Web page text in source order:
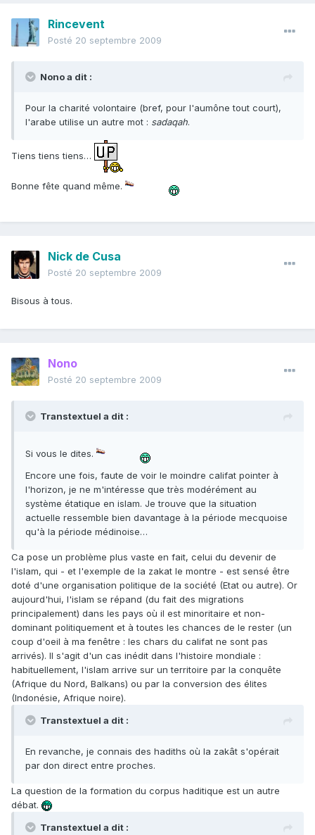
Rincevent
Posté 20 septembre 2009
Nono a dit :
Pour la charité volontaire (bref, pour l'aumône tout court),
l'arabe utilise un autre mot : sadaqah.
Tiens tiens tiens…
Bonne fête quand même.
Nick de Cusa
Posté 20 septembre 2009
Bisous à tous.
Nono
Posté 20 septembre 2009
Transtextuel a dit :
Si vous le dites.
Encore une fois, faute de voir le moindre califat pointer à
l'horizon, je ne m'intéresse que très modérément au
système étatique en islam. Je trouve que la situation
actuelle ressemble bien davantage à la période mecquoise
qu'à la période médinoise…
Ca pose un problème plus vaste en fait, celui du devenir de
l'islam, qui - et l'exemple de la zakat le montre - est sensé être
doté d'une organisation politique de la société (Etat ou autre). Or
aujourd'hui, l'islam se répand (du fait des migrations
principalement) dans les pays où il est minoritaire et non-
dominant politiquement et à toutes les chances de le rester (un
coup d'oeil à ma fenêtre : les chars du califat ne sont pas
arrivés). Il s'agit d'un cas inédit dans l'histoire mondiale :
habituellement, l'islam arrive sur un territoire par la conquête
(Afrique du Nord, Balkans) ou par la conversion des élites
(Indonésie, Afrique noire).
Transtextuel a dit :
En revanche, je connais des hadiths où la zakât s'opérait
par don direct entre proches.
La question de la formation du corpus haditique est un autre
débat.
Transtextuel a dit :